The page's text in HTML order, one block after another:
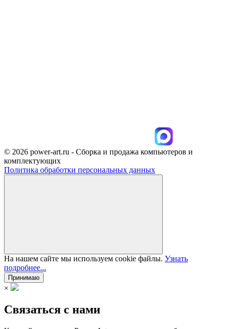
© 2026 power-art.ru - Сборка и продажа компьютеров и
комплектующих
Политика обработки персональных данных
На нашем сайте мы используем cookie файлы. Узнать
подробнее...
Принимаю
×
Связаться с нами